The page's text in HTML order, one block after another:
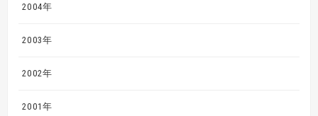
2004年
2003年
2002年
2001年